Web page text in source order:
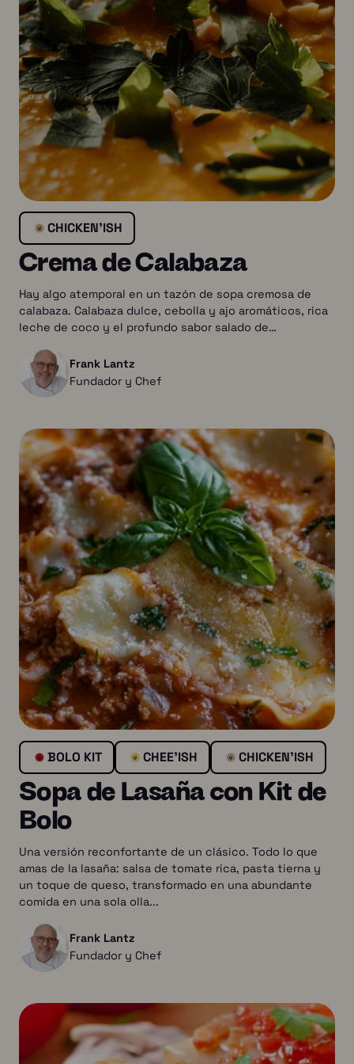
CHICKEN’ISH
Crema de Calabaza
Hay algo atemporal en un tazón de sopa cremosa de
calabaza. Calabaza dulce, cebolla y ajo aromáticos, rica
leche de coco y el profundo sabor salado de…
Frank Lantz
Fundador y Chef
BOLO KIT CHEE'ISH CHICKEN’ISH
Sopa de Lasaña con Kit de
Bolo
Una versión reconfortante de un clásico. Todo lo que
amas de la lasaña: salsa de tomate rica, pasta tierna y
un toque de queso, transformado en una abundante
comida en una sola olla...
Frank Lantz
Fundador y Chef